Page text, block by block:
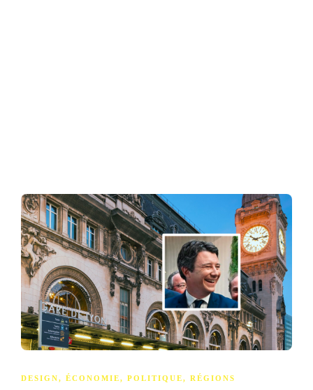
DESIGN, ÉCONOMIE, POLITIQUE, RÉGIONS